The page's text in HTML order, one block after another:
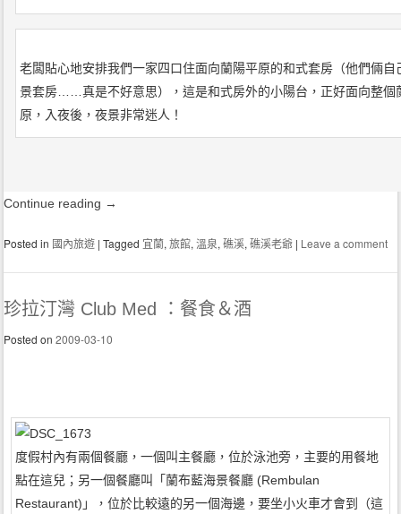
老闆貼心地安排我們一家四口住面向蘭陽平原的和式套房（他們倆自
景套房……真是不好意思），這是和式房外的小陽台，正好面向整個
原，入夜後，夜景非常迷人！
Continue reading →
Posted in 國內旅遊 |Tagged 宜蘭,旅館,溫泉,礁溪,礁溪老爺 | Leave a comment
珍拉汀灣 Club Med ：餐食＆酒
Posted on2009-03-10
度假村內有兩個餐廳，一個叫主餐廳，位於泳池旁，主要的用餐地
點在這兒；另一個餐廳叫「蘭布藍海景餐廳 (Rembulan
Restaurant)」，位於比較遠的另一個海邊，要坐小火車才會到（這